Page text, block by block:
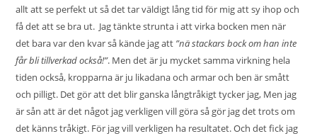
allt att se perfekt ut så det tar väldigt lång tid för mig att sy ihop och
få det att se bra ut. Jag tänkte strunta i att virka bocken men när
det bara var den kvar så kände jag att ”nä stackars bock om han inte
får bli tillverkad också!”. Men det är ju mycket samma virkning hela
tiden också, kropparna är ju likadana och armar och ben är smått
och pilligt. Det gör att det blir ganska långtråkigt tycker jag, Men jag
är sån att är det något jag verkligen vill göra så gör jag det trots om
det känns tråkigt. För jag vill verkligen ha resultatet. Och det fick jag